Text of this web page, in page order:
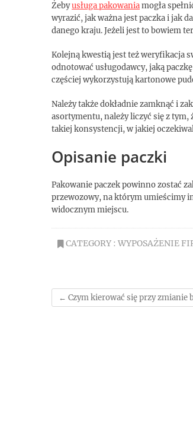
Żebyusługa pakowaniamogła
wyrazić, jak ważna jest paczka i jak
danego kraju. Jeżeli jest to bowiem
Kolejną kwestią jest też weryfikacja
odnotować usługodawcy, jaką
częściej wykorzystują kartonowe
Należy także dokładnie zamknąć i
asortymentu, należy liczyć się z tym,
takiej konsystencji, w jakiej
Opisanie paczki
Pakowanie paczek powinno zostać
przewozowy, na którym umieścimy
widocznym miejscu.
CATEGORY : WYPOSAŻENIE
← Czym kierować się przy zmianie